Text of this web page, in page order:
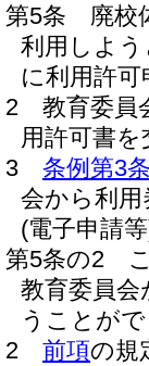
第5条
廃校
利用しよ
に利用許
2
教育委員
用許可書
3
条例第3
会から利
(電子申請
第5条の2
教育委員
うことが
2
前項の規